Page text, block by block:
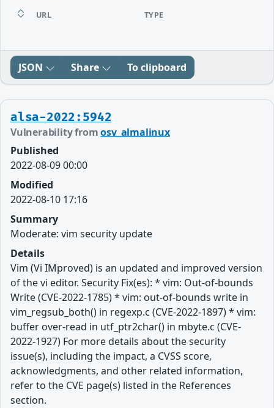
URL TYPE
JSON Share To clipboard
alsa-2022:5942
Vulnerability fromosv_almalinux
Published
2022-08-09 00:00
Modified
2022-08-10 17:16
Summary
Moderate: vim security update
Details
Vim (Vi IMproved) is an updated and improved version
of the vi editor. Security Fix(es): * vim: Out-of-bounds
Write (CVE-2022-1785) * vim: out-of-bounds write in
vim_regsub_both() in regexp.c (CVE-2022-1897) * vim:
buffer over-read in utf_ptr2char() in mbyte.c (CVE-
2022-1927) For more details about the security
issue(s), including the impact, a CVSS score,
acknowledgments, and other related information,
refer to the CVE page(s) listed in the References
section.